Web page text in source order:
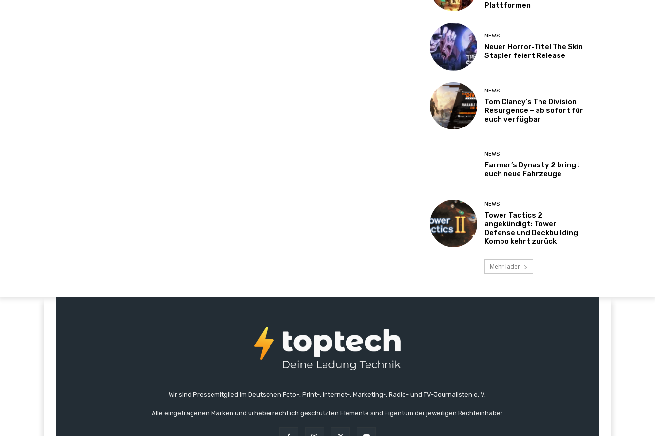
Plattformen
NEWS
Neuer Horror‑Titel The Skin
Stapler feiert Release
NEWS
Tom Clancy’s The Division
Resurgence – ab sofort für
euch verfügbar
NEWS
Farmer’s Dynasty 2 bringt
euch neue Fahrzeuge
NEWS
Tower Tactics 2
angekündigt: Tower
Defense und Deckbuilding
Kombo kehrt zurück
Mehr laden
Wir sind Pressemitglied im Deutschen Foto-, Print-, Internet-, Marketing-, Radio- und TV-Journalisten e. V.
Alle eingetragenen Marken und urheberrechtlich geschützten Elemente sind Eigentum der jeweiligen Rechteinhaber.